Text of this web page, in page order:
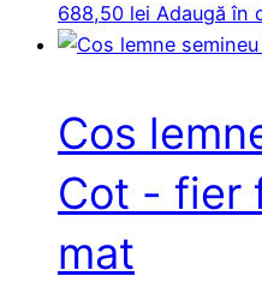
688,50 lei Adaugă în
Cos
Cot - fier
mat